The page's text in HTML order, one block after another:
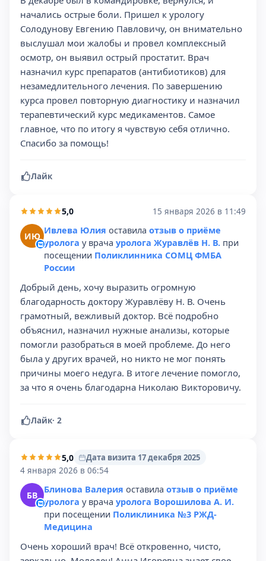
начались острые боли. Пришел к урологу
Солодунову Евгению Павловичу, он внимательно
выслушал мои жалобы и провел комплексный
осмотр, он выявил острый простатит. Врач
назначил курс препаратов (антибиотиков) для
незамедлительного лечения. По завершению
курса провел повторную диагностику и назначил
терапевтический курс медикаментов. Самое
главное, что по итогу я чувствую себя отлично.
Спасибо за помощь!
Лайк
5,0 15 января 2026 в 11:49
ИЮ Ивлева Юлия оставила отзыв о приёме
уролога у врача уролога Журавлёв Н. В. при
посещении Поликлинника СОМЦ ФМБА
России
Добрый день, хочу выразить огромную
благодарность доктору Журавлёву Н. В. Очень
грамотный, вежливый доктор. Всё подробно
объяснил, назначил нужные анализы, которые
помогли разобраться в моей проблеме. До него
была у других врачей, но никто не мог понять
причины моего недуга. В итоге лечение помогло,
за что я очень благодарна Николаю Викторовичу.
Лайк· 2
5,0
Дата визита 17 декабря 2025
4 января 2026 в 06:54
БВ Блинова Валерия оставила отзыв о приёме
уролога у врача уролога Ворошилова А. И.
при посещении Поликлиника №3 РЖД-
Медицина
Очень хороший врач! Всё откровенно, чисто,